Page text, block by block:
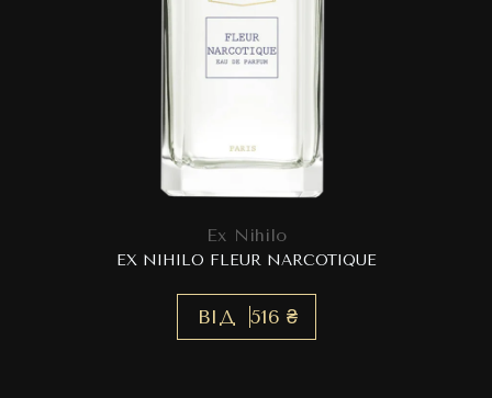
Ex Nihilo
EX NIHILO FLEUR NARCOTIQUE
ВІД 516 ₴